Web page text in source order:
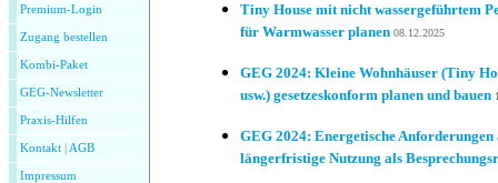
Premium-Login
Zugang bestellen
Kombi-Paket
GEG-Newsletter
Praxis-Hilfen
Kontakt AGB
Impressum
Tiny House mit nicht wassergeführtem
für Warmwasser planen 08.12.2025
GEG 2024: Kleine Wohnhäuser (Tiny
usw.) gesetzeskonform planen und bauen
GEG 2024: Energetische
längerfristige Nutzung als